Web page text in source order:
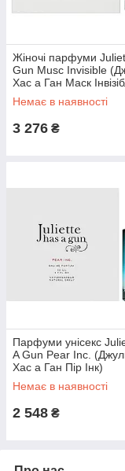
Жіночі парфуми
Gun Musc Invisible
Хас а Ган Маск
ml/мл
Немає в наявності
3 276 ₴
Парфуми унісекс
A Gun Pear Inc.
Хас а Ган Пір Інк)
Парфумована вода
мл
Немає в наявності
2 548 ₴